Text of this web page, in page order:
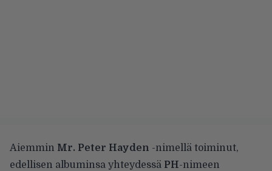
Aiemmin Mr. Peter Hayden -nimellä toiminut,
edellisen albuminsa yhteydessä PH-nimeen